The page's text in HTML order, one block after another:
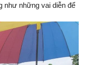
như những vai diễn để